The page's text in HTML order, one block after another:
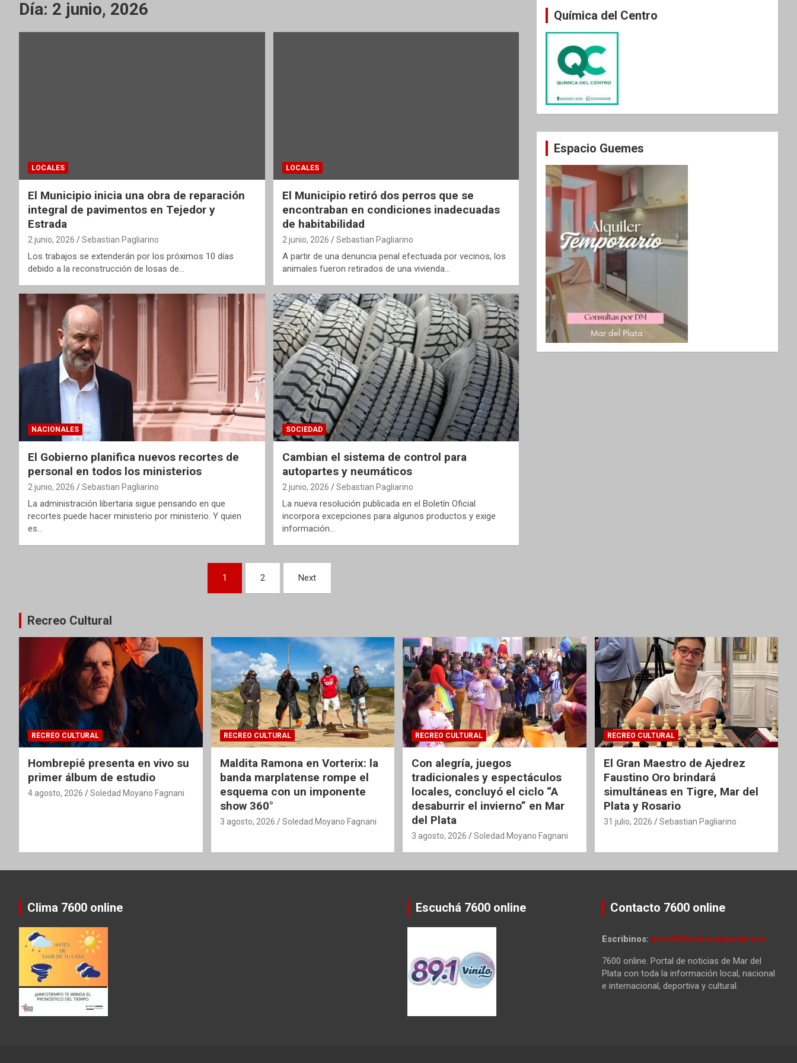
Día: 2 junio, 2026
LOCALES
El Municipio inicia una obra de reparación
integral de pavimentos en Tejedor y
Estrada
2 junio, 2026 Sebastian Pagliarino
Los trabajos se extenderán por los próximos 10 días
debido a la reconstrucción de losas de…
LOCALES
El Municipio retiró dos perros que se
encontraban en condiciones inadecuadas
de habitabilidad
2 junio, 2026 Sebastian Pagliarino
A partir de una denuncia penal efectuada por vecinos, los
animales fueron retirados de una vivienda…
NACIONALES
El Gobierno planifica nuevos recortes de
personal en todos los ministerios
2 junio, 2026 Sebastian Pagliarino
La administración libertaria sigue pensando en que
recortes puede hacer ministerio por ministerio. Y quien
es…
SOCIEDAD
Cambian el sistema de control para
autopartes y neumáticos
2 junio, 2026 Sebastian Pagliarino
La nueva resolución publicada en el Boletín Oficial
incorpora excepciones para algunos productos y exige
información…
entradas
1 2 Next
Química del Centro
Espacio Guemes
Recreo Cultural
RECREO CULTURAL
Hombrepié presenta en vivo su
primer álbum de estudio
4 agosto, 2026 Soledad Moyano Fagnani
RECREO CULTURAL
Maldita Ramona en Vorterix: la
banda marplatense rompe el
esquema con un imponente
show 360°
3 agosto, 2026 Soledad Moyano Fagnani
RECREO CULTURAL
Con alegría, juegos
tradicionales y espectáculos
locales, concluyó el ciclo “A
desaburrir el invierno” en Mar
del Plata
3 agosto, 2026 Soledad Moyano Fagnani
RECREO CULTURAL
El Gran Maestro de Ajedrez
Faustino Oro brindará
simultáneas en Tigre, Mar del
Plata y Rosario
31 julio, 2026 Sebastian Pagliarino
Clima 7600 online Escuchá 7600 online Contacto 7600 online
Escribinos: info7600online@gmail.com
7600 online. Portal de noticias de Mar del
Plata con toda la información local, nacional
e internacional, deportiva y cultural.